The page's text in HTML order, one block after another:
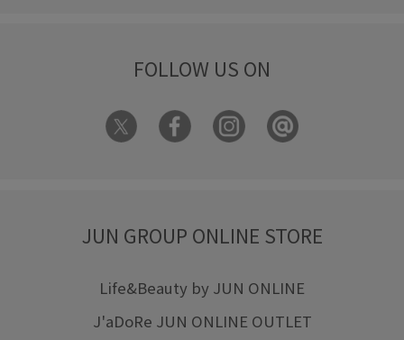
FOLLOW US ON
JUN GROUP ONLINE STORE
Life&Beauty by JUN ONLINE
J'aDoRe JUN ONLINE OUTLET